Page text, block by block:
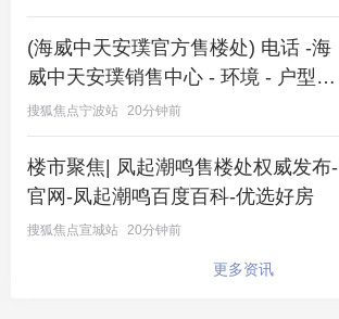
(海威中天安璞官方售楼处) 电话 -海
威中天安璞销售中心 - 环境 - 户型 -
价格 - 地址 - 楼盘详情 - 配套 - 电话
- 售楼处位置 - 配套 - 电话 - 交房时
间
搜狐焦点宁波站 20分钟前
楼市聚焦| 凤起潮鸣售楼处权威发布-
官网-凤起潮鸣百度百科-优选好房
搜狐焦点宣城站 20分钟前
更多资讯